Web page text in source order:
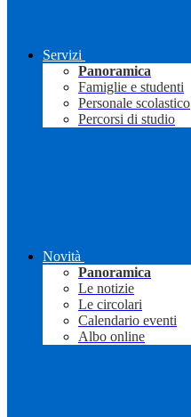
Servizi
Panoramica
Famiglie e studenti
Personale scolastico
Percorsi di studio
Novità
Panoramica
Le notizie
Le circolari
Calendario eventi
Albo online